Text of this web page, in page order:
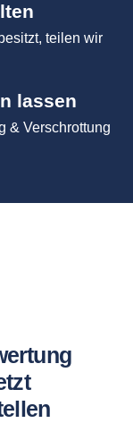
teilen wir
lassen
& Verschrottung